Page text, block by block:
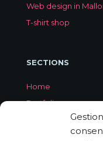
Web design in
T-shirt shop
SECTIONS
Home
Portfolio
About Jorge Aleix